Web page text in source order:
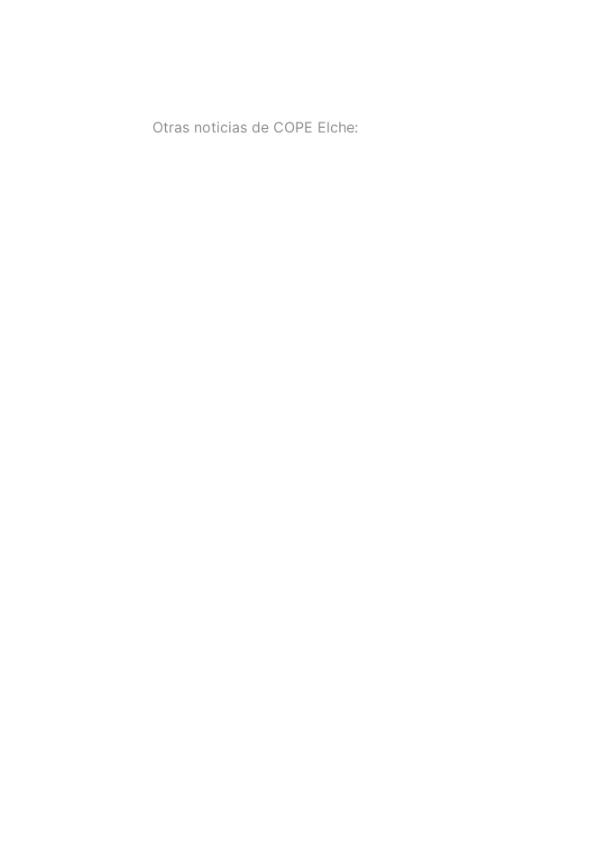
Otras noticias de COPE Elche: